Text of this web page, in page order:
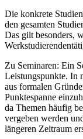
Die konkrete
den gesamten
Das gilt besonders,
Zu Seminaren: Ein
Leistungspunkte. In
aus formalen
Punktespanne
da Themen häufig
vergeben werden
längeren Zeitraum